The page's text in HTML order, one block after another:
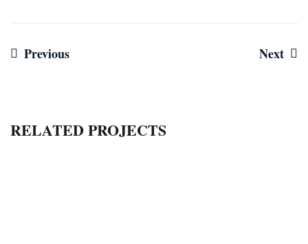
Navigazione
Previous Next
RELATED PROJECTS